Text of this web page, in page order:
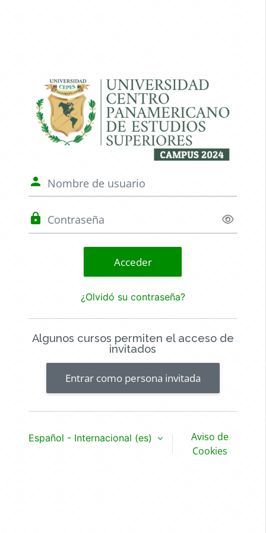
Entrar a
Nombre de usuario
Acceder
¿Olvidó su contraseña?
Algunos cursos permiten el acceso de
invitados
Entrar como persona invitada
Español - Internacional ‎(es)‎
Aviso de
Cookies